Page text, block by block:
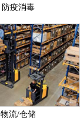
防疫消毒
物流/仓储